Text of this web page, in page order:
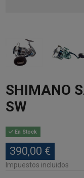
SHIMANO
SW
En Stock
390,00 €
Impuestos incluidos